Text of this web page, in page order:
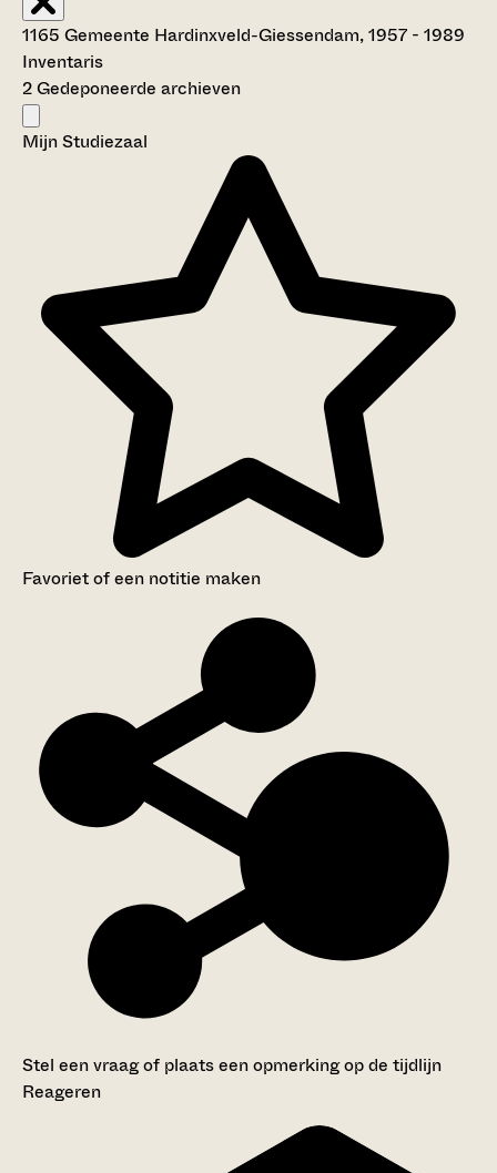
1165 Gemeente Hardinxveld-Giessendam, 1957 - 1989
Inventaris
2 Gedeponeerde archieven
Mijn Studiezaal
Favoriet of een notitie maken
Stel een vraag of plaats een opmerking op de tijdlijn
Reageren